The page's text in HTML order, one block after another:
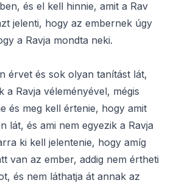
és el kell hinnie, amit a Rav
jelenti, hogy az embernek úgy
a Ravja mondta neki.
érvet és sok olyan tanítást lát,
a Ravja véleményével, mégis
és meg kell értenie, hogy amit
lát, és ami nem egyezik a Ravja
ki kell jelentenie, hogy amíg
van az ember, addig nem értheti
és nem láthatja át annak az